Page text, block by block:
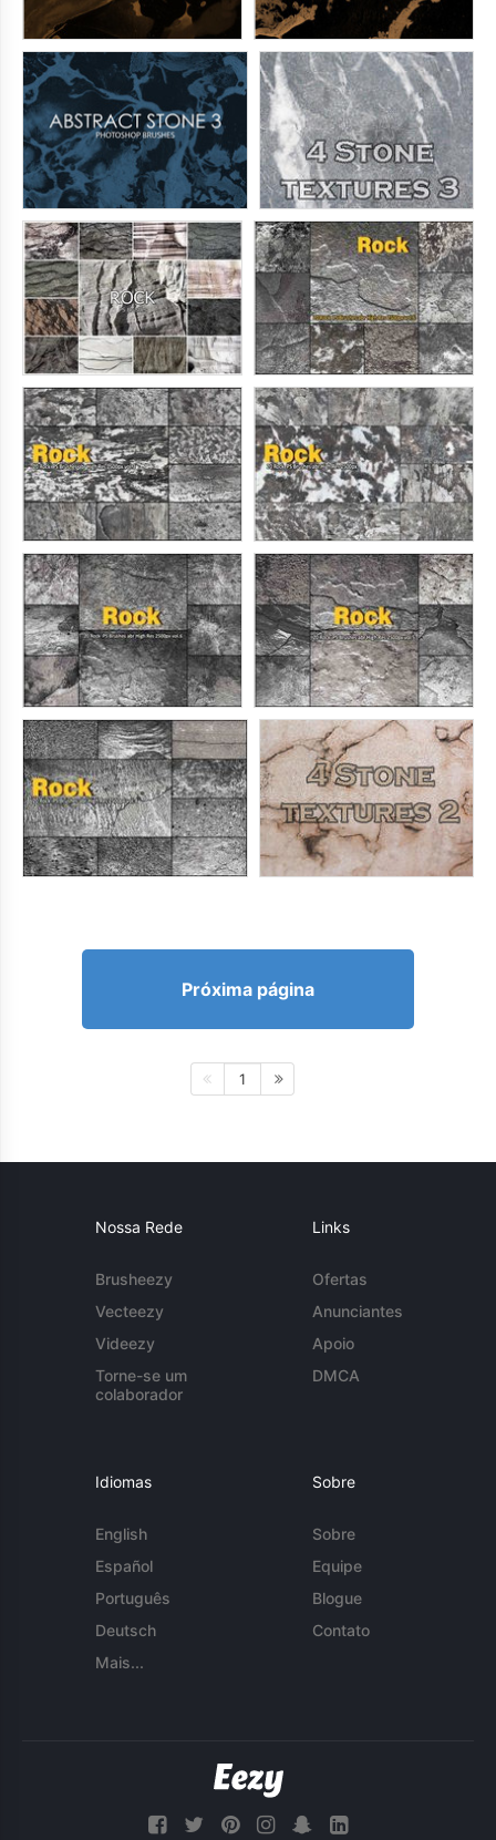
Próxima página
1
Nossa Rede
Brusheezy
Vecteezy
Videezy
Torne-se um
colaborador
Links
Ofertas
Anunciantes
Apoio
DMCA
Idiomas
English
Español
Português
Deutsch
Mais...
Sobre
Sobre
Equipe
Blogue
Contato